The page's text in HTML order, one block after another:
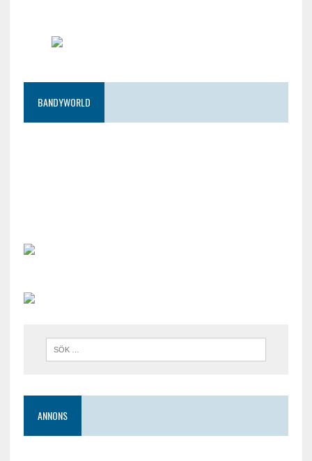
BANDYWORLD
ANNONS